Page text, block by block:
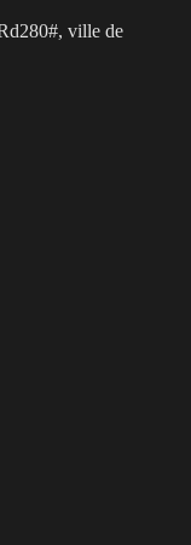
ville de